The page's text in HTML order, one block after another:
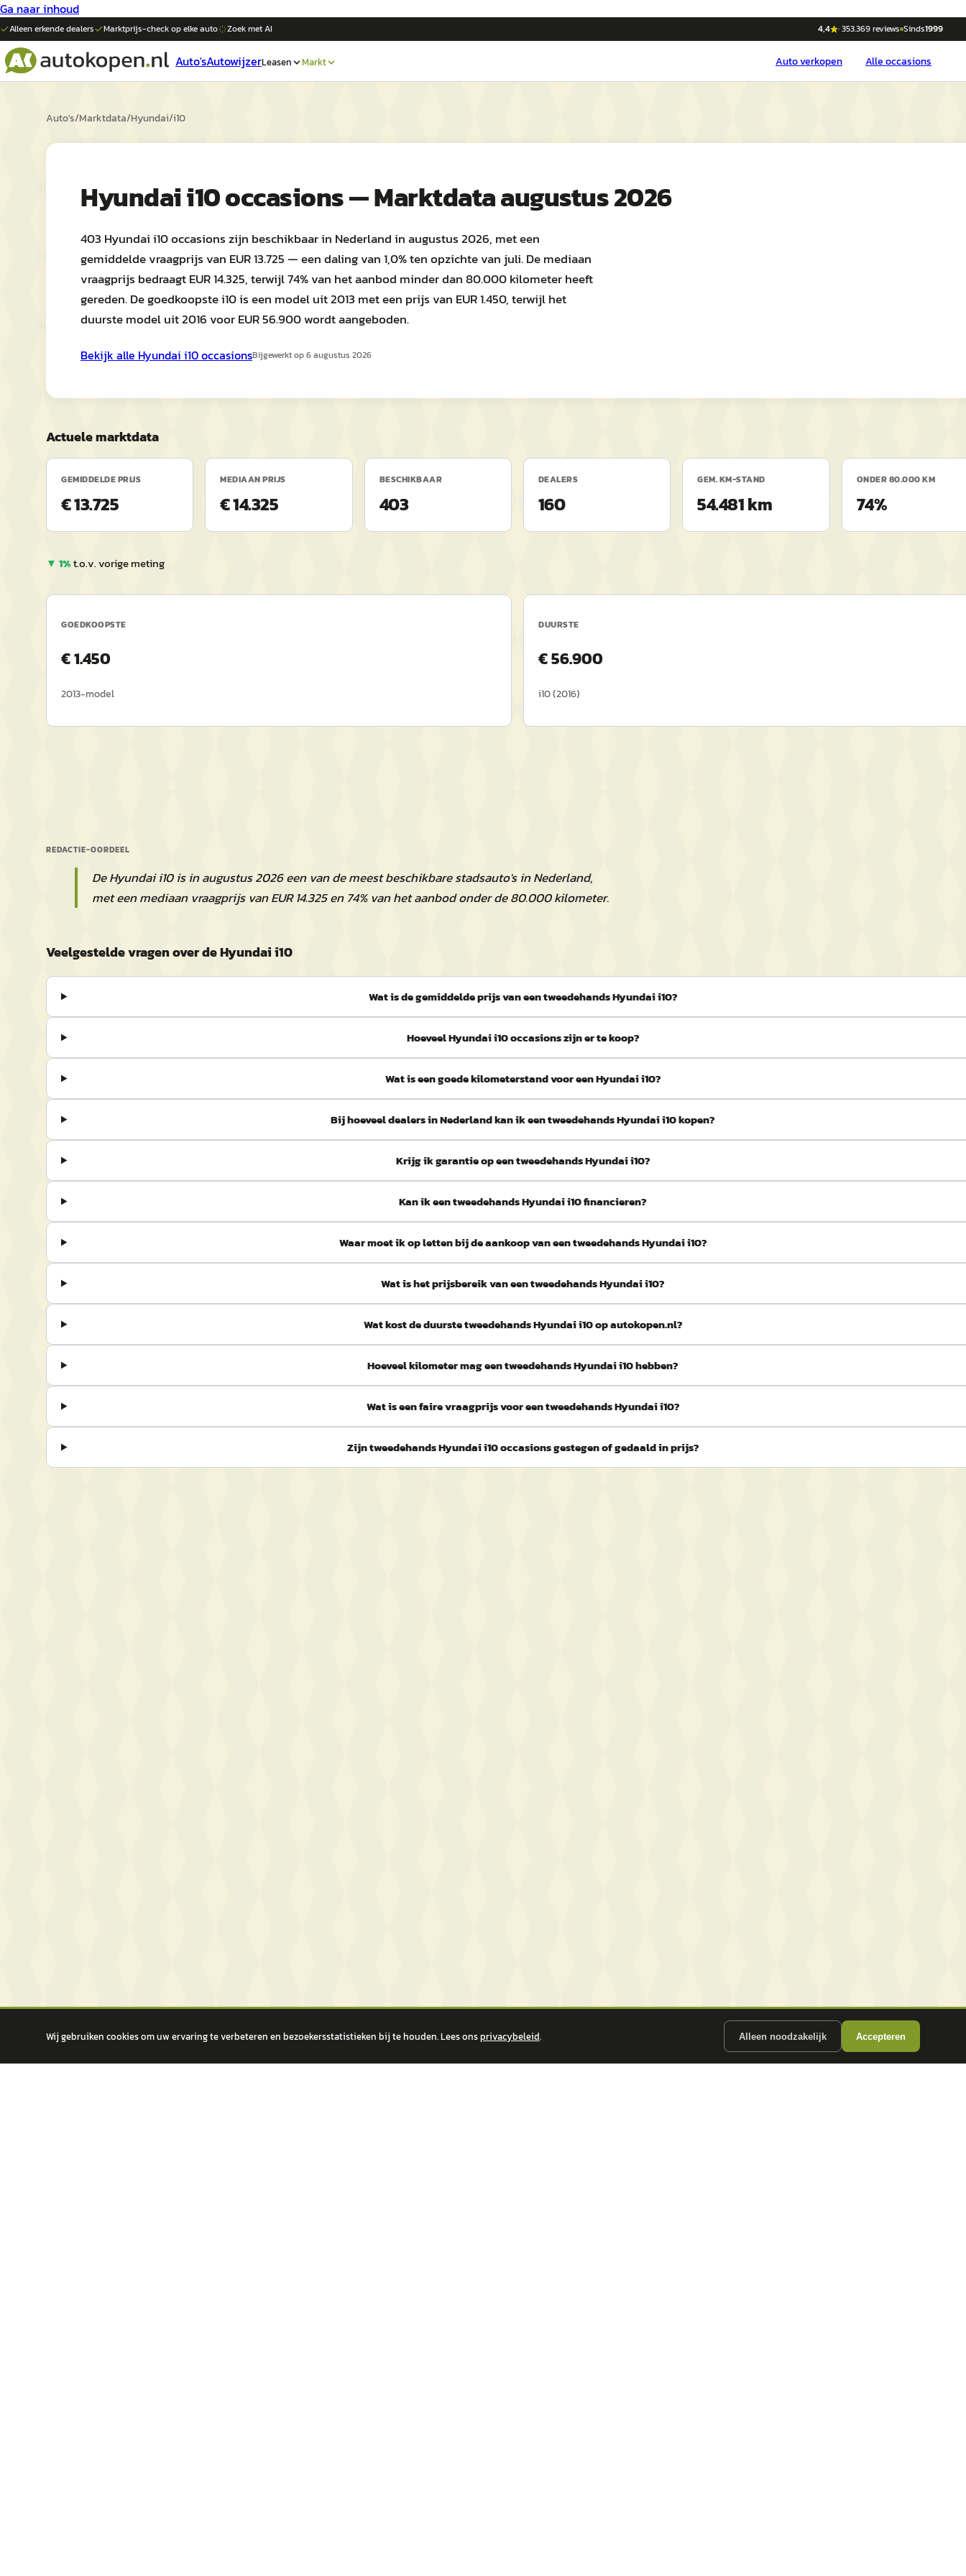
Ga naar inhoud
Alleen erkende dealers Marktprijs-check op elkeauto Zoek met AI 4,4 ·353.369reviews Sinds1999
Auto'sAutowijzerLeasen Markt Autoverkopen Alle occasions
Auto's/Marktdata/Hyundai/i10
Hyundai i10 occasions — Marktdata augustus 2026
403 Hyundai i10 occasions zijn beschikbaar in Nederland in augustus 2026, met een
gemiddelde vraagprijs van EUR 13.725 — een daling van 1,0% ten opzichte van juli. De mediaan
vraagprijs bedraagt EUR 14.325, terwijl 74% van het aanbod minder dan 80.000 kilometer heeft
gereden. De goedkoopste i10 is een model uit 2013 met een prijs van EUR 1.450, terwijl het
duurste model uit 2016 voor EUR 56.900 wordt aangeboden.
Bekijk alle Hyundai i10occasionsBijgewerkt op6 augustus 2026
Actuele marktdata
GEMIDDELDE PRIJS
€ 13.725
MEDIAAN PRIJS
€ 14.325
BESCHIKBAAR
403
DEALERS
160
GEM. KM-STAND
54.481 km
ONDER 80.000 KM
74%
▼ 1%t.o.v. vorige meting
GOEDKOOPSTE
€1.450
2013-model
DUURSTE
€56.900
i10(2016)
REDACTIE-OORDEEL
De Hyundai i10 is in augustus 2026 een van de meest beschikbare stadsauto's in Nederland,
met een mediaan vraagprijs van EUR 14.325 en 74% van het aanbod onder de 80.000 kilometer.
Veelgestelde vragen over de Hyundai i10
Wat is de gemiddelde prijs van een tweedehands Hyundai i10?
Hoeveel Hyundai i10 occasions zijn er te koop?
Wat is een goede kilometerstand voor een Hyundai i10?
Bij hoeveel dealers in Nederland kan ik een tweedehands Hyundai i10 kopen?
Krijg ik garantie op een tweedehands Hyundai i10?
Kan ik een tweedehands Hyundai i10 financieren?
Waar moet ik op letten bij de aankoop van een tweedehands Hyundai i10?
Wat is het prijsbereik van een tweedehands Hyundai i10?
Wat kost de duurste tweedehands Hyundai i10 op autokopen.nl?
Hoeveel kilometer mag een tweedehands Hyundai i10 hebben?
Wat is een faire vraagprijs voor een tweedehands Hyundai i10?
Zijn tweedehands Hyundai i10 occasions gestegen of gedaald in prijs?
Wij gebruiken cookies om uw ervaring te verbeteren en bezoekersstatistieken bij te houden. Lees onsprivacybeleid. Alleen noodzakelijk Accepteren